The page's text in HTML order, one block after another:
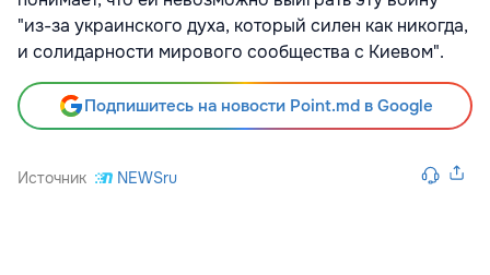
"из-за украинского духа, который силен как никогда,
и солидарности мирового сообщества с Киевом".
Подпишитесь на новости Point.md в Google
Источник NEWSru